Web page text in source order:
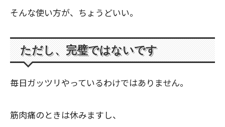
そんな使い方が、ちょうどいい。
ただし、完璧ではないです
毎日ガッツリやっているわけではありません。
筋肉痛のときは休みますし、